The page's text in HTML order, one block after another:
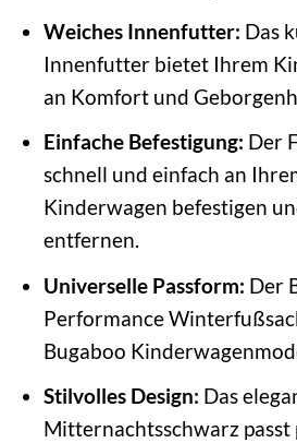
Weiches Innenfutter: Das
Innenfutter bietet Ihrem
an Komfort und
Einfache Befestigung: Der
schnell und einfach an
Kinderwagen befestigen
entfernen.
Universelle Passform: Der
Performance
Bugaboo
Stilvolles Design: Das
Mitternachtsschwarz passt